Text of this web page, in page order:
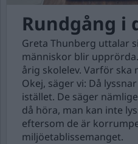
Rundgång i
Greta Thunberg uttalar
människor blir
årig skolelev. Varför ska
Okej, säger vi: Då
istället. De säger
då höra, man kan inte
eftersom de är
miljöetablissemanget.